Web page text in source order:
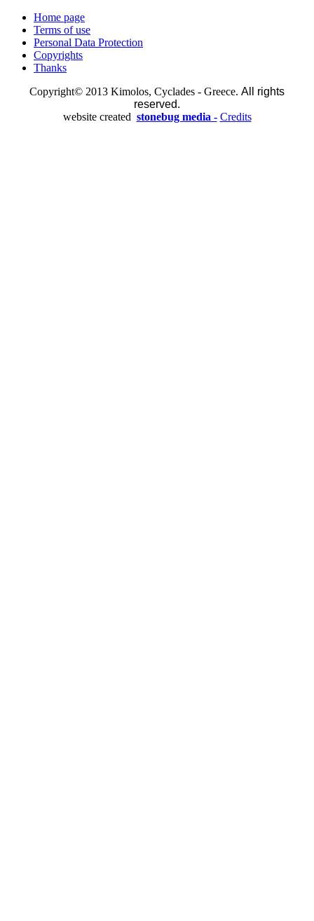
Home page
Terms of use
Personal Data Protection
Copyrights
Thanks
Copyright© 2013 Kimolos, Cyclades - Greece. All rights
reserved.
website created stonebug media - Credits